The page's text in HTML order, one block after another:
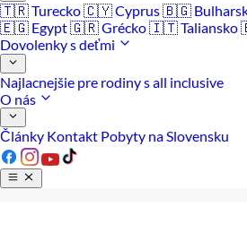
🇹🇷 Turecko🇨🇾 Cyprus🇧🇬
🇪🇬 Egypt🇬🇷 Grécko🇮🇹 Taliansko
Dovolenky s deťmi
Najlacnejšie pre rodiny s all inclusive
O nás
Články Kontakt Pobyty na Slovensku